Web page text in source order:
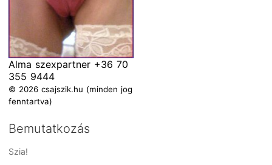
Alma szexpartner +36 70
355 9444
© 2026 csajszik.hu (minden jog
fenntartva)
Bemutatkozás
Szia!